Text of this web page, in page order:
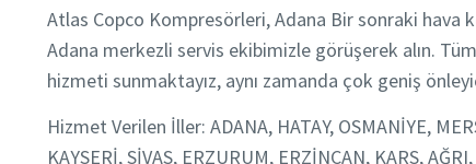
Atlas Copco Kompresörleri, Adana Bir sonraki hava
Adana merkezli servis ekibimizle görüşerek alın.
hizmeti sunmaktayız, aynı zamanda çok geniş
Hizmet Verilen İller: ADANA, HATAY, OSMANİYE,
KAYSERİ, SİVAS, ERZURUM, ERZİNCAN, KARS,